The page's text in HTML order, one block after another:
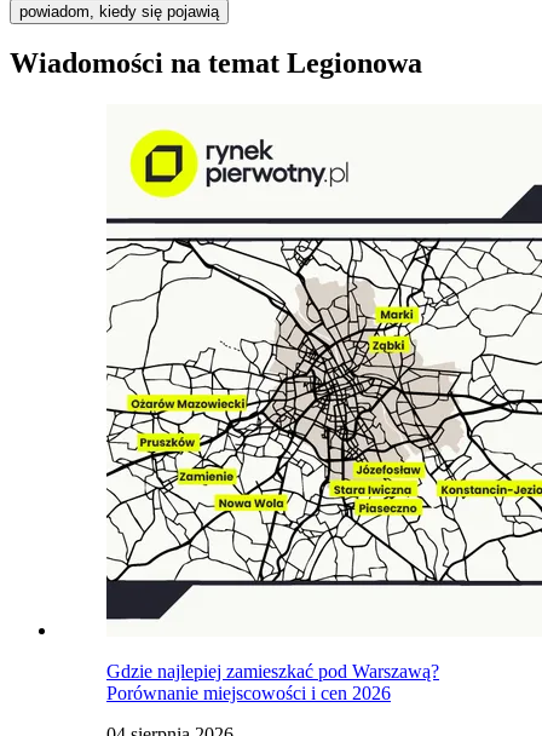
powiadom, kiedy się pojawią
Wiadomości na temat Legionowa
Gdzie najlepiej zamieszkać pod Warszawą?
Porównanie miejscowości i cen 2026